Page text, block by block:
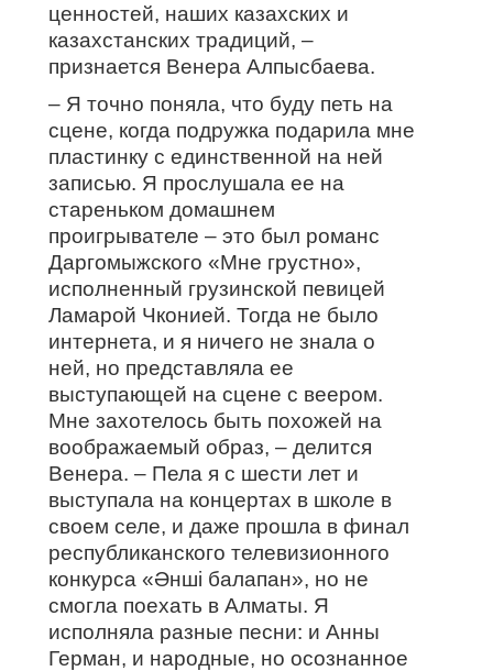
ценностей, наших казахских и
казахстанских традиций, –
признается Венера Алпысбаева.
– Я точно поняла, что буду петь на
сцене, когда подружка подарила мне
пластинку с единственной на ней
записью. Я прослушала ее на
стареньком домашнем
проигрывателе – это был романс
Даргомыжского «Мне грустно»,
исполненный грузинской певицей
Ламарой Чконией. Тогда не было
интернета, и я ничего не знала о
ней, но представляла ее
выступающей на сцене с веером.
Мне захотелось быть похожей на
воображаемый образ, – делится
Венера. – Пела я с шести лет и
выступала на концертах в школе в
своем селе, и даже прошла в финал
республиканского телевизионного
конкурса «Әнші балапан», но не
смогла поехать в Алматы. Я
исполняла разные песни: и Анны
Герман, и народные, но осознанное